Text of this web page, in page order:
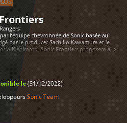
l’équipe chevronnée de Sonic basée au
par le producer Sachiko Kawamura et le
Kishimoto, Sonic Frontiers proposera aux
bleu une expérience de jeu inédite pour
le(31/12/2022)
Sonic Team